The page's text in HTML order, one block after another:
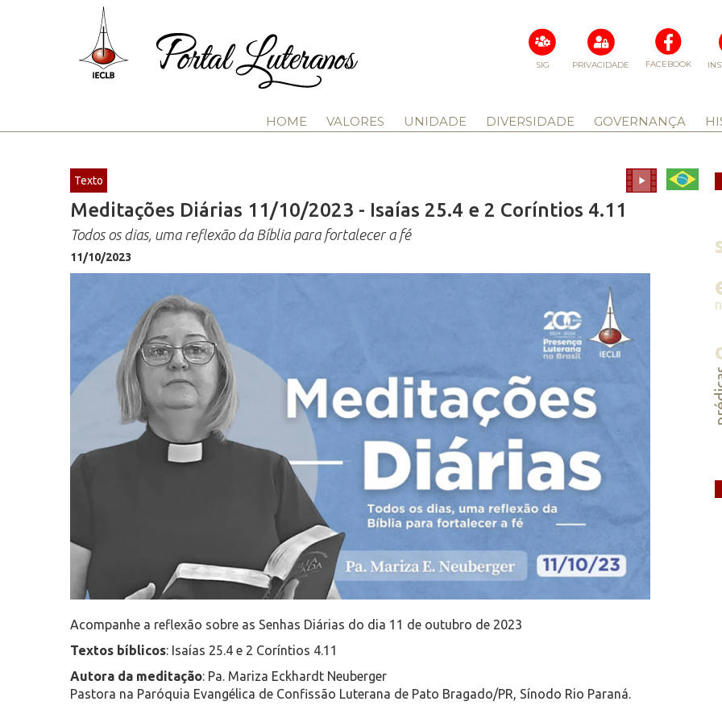
FACEBOOK
PRIVACIDADE
SIG
HOME VALORES UNIDADE DIVERSIDADE GOVERNANÇA
Texto
Meditações Diárias 11/10/2023 - Isaías 25.4 e 2 Coríntios 4.11
Todos os dias, uma reflexão da Bíblia para fortalecer a fé
11/10/2023
Acompanhe a reflexão sobre as Senhas Diárias do dia 11 de outubro de 2023
Textos bíblicos: Isaías 25.4 e 2 Coríntios 4.11
Autora da meditação: Pa. Mariza Eckhardt Neuberger
Pastora na Paróquia Evangélica de Confissão Luterana de Pato Bragado/PR, Sínodo Rio Paraná.